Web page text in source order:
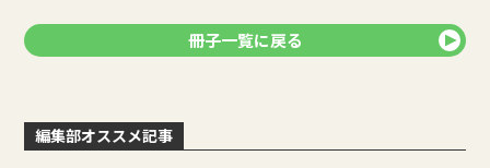
冊子一覧に戻る
編集部オススメ記事